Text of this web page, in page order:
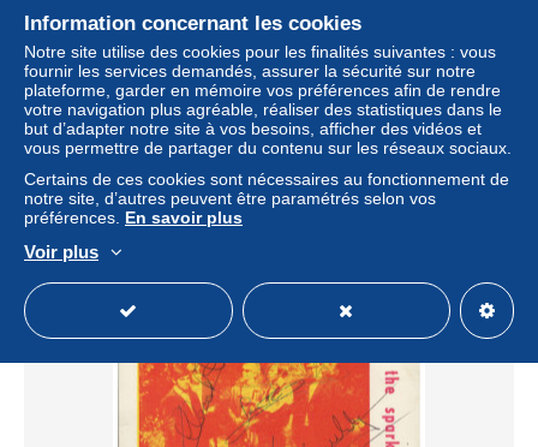
V9151/ Leapy Lee UK Sänger Autogramm ca.1968
± 10,40 $US
Statut
Information concernant les cookies
Notre site utilise des cookies pour les finalités suivantes : vous
fournir les services demandés, assurer la sécurité sur notre
plateforme, garder en mémoire vos préférences afin de rendre
votre navigation plus agréable, réaliser des statistiques dans le
but d’adapter notre site à vos besoins, afficher des vidéos et
vous permettre de partager du contenu sur les réseaux sociaux.
Certains de ces cookies sont nécessaires au fonctionnement de
notre site, d’autres peuvent être paramétrés selon vos
préférences. En savoir plus
Voir plus